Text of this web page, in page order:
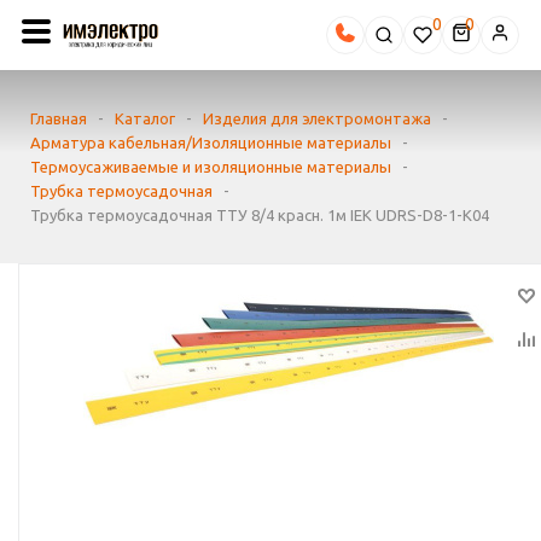
0
Главная - Каталог - Изделия для электромонтажа
-
Арматура кабельная/Изоляционные материалы
-
Термоусаживаемые и изоляционные материалы
-
Трубка термоусадочная
-
Трубка термоусадочная ТТУ 8/4 красн. 1м IEK UDRS-D8-1-K04